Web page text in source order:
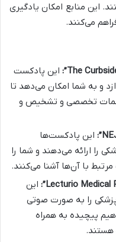
این منابع امکان یادگیری
می‌کنند.
این پادکست
و به شما امکان می‌دهد تا
تخصصی و تشخیص و
این پادکست‌ها
را ارائه می‌دهند و شما را
با آن‌ها آشنا می‌کنند.
این
را به صورت صوتی
پیچیده به همراه
هستند.